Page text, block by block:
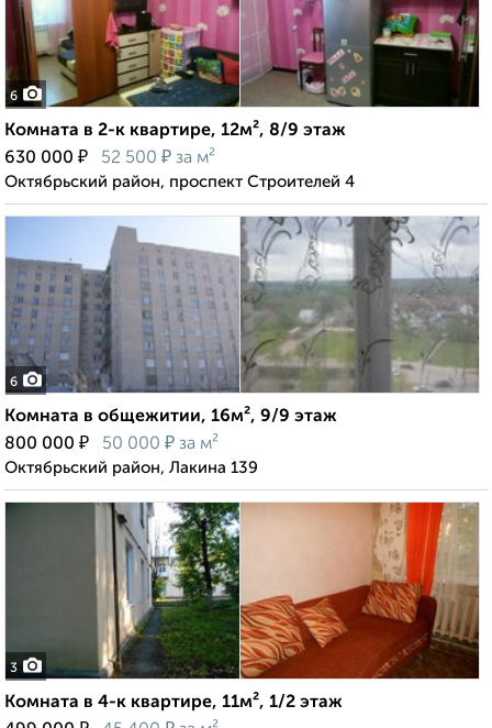
6
Комната в 2-к квартире, 12м², 8/9 этаж
630 000 ₽ 52 500 ₽ за м²
Октябрьский район, проспект Строителей 4
6
Комната в общежитии, 16м², 9/9 этаж
800 000 ₽ 50 000 ₽ за м²
Октябрьский район, Лакина 139
3
Комната в 4-к квартире, 11м², 1/2 этаж